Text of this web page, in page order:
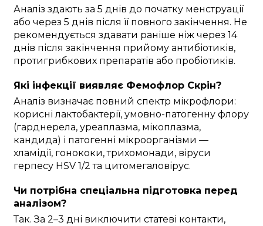
Аналіз здають за 5 днів до початку менструації
або через 5 днів після її повного закінчення. Не
рекомендується здавати раніше ніж через 14
днів після закінчення прийому антибіотиків,
протигрибкових препаратів або пробіотиків.
Які інфекції виявляє Фемофлор Скрін?
Аналіз визначає повний спектр мікрофлори:
корисні лактобактерії, умовно-патогенну флору
(гарднерела, уреаплазма, мікоплазма,
кандида) і патогенні мікроорганізми —
хламідії, гонококи, трихомонади, віруси
герпесу HSV 1/2 та цитомегаловірус.
Чи потрібна спеціальна підготовка перед
аналізом?
Так. За 2–3 дні виключити статеві контакти,